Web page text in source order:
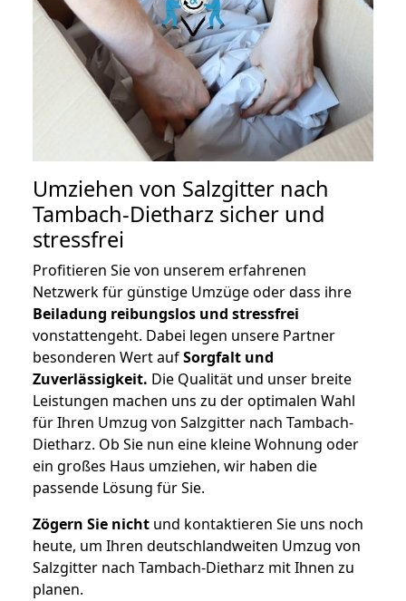
Umziehen von Salzgitter nach
Tambach-Dietharz sicher und
stressfrei
Profitieren Sie von unserem erfahrenen
Netzwerk für günstige Umzüge oder dass ihre
Beiladung reibungslos und stressfrei
vonstattengeht. Dabei legen unsere Partner
besonderen Wert aufSorgfalt und
Zuverlässigkeit. Die Qualität und unser breite
Leistungen machen uns zu der optimalen Wahl
für Ihren Umzug von Salzgitter nach Tambach-
Dietharz. Ob Sie nun eine kleine Wohnung oder
ein großes Haus umziehen, wir haben die
passende Lösung für Sie.
Zögern Sie nicht und kontaktieren Sie uns noch
heute, um Ihren deutschlandweiten Umzug von
Salzgitter nach Tambach-Dietharz mit Ihnen zu
planen.